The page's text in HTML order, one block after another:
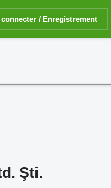
connecter / Enregistrement
Şti.